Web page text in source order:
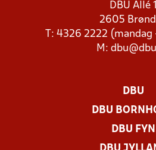
DBU Allé 1
2605
T: 4326 2222
M:
DBU
DBU
DBU FYN